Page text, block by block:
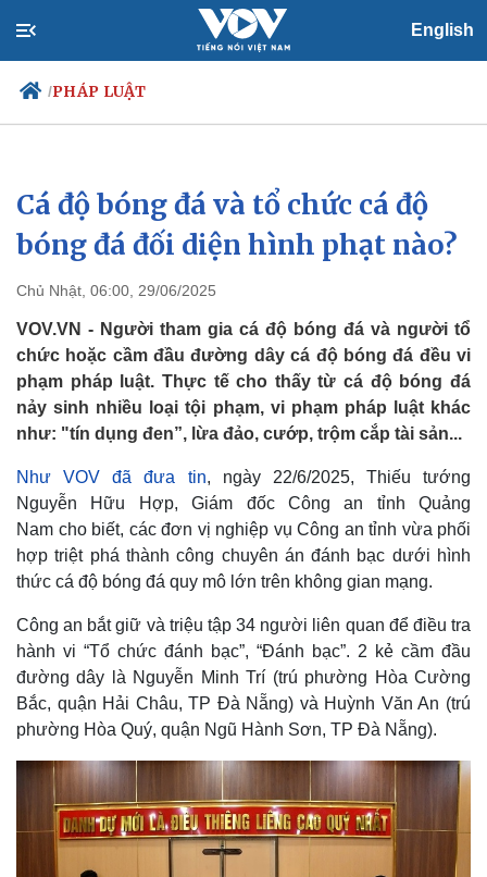
English
/PHÁP LUẬT
Chính trị
Đảng
Tổ chức nhân sự
Nhận diện sự thật
Xã hội
Tin 24h
Dự báo thời tiết
Việc làm
Biển đảo
Cá độ bóng đá và tổ chức cá độ
bóng đá đối diện hình phạt nào?
Chủ Nhật, 06:00, 29/06/2025
VOV.VN - Người tham gia cá độ bóng đá và người tổ
chức hoặc cầm đầu đường dây cá độ bóng đá đều vi
phạm pháp luật. Thực tế cho thấy từ cá độ bóng đá
nảy sinh nhiều loại tội phạm, vi phạm pháp luật khác
như: "tín dụng đen”, lừa đảo, cướp, trộm cắp tài sản...
Như VOV đã đưa tin, ngày 22/6/2025, Thiếu tướng
Nguyễn Hữu Hợp, Giám đốc Công an tỉnh Quảng
Nam cho biết, các đơn vị nghiệp vụ Công an tỉnh vừa phối
hợp triệt phá thành công chuyên án đánh bạc dưới hình
thức cá độ bóng đá quy mô lớn trên không gian mạng.
Công an bắt giữ và triệu tập 34 người liên quan để điều tra
hành vi “Tổ chức đánh bạc”, “Đánh bạc”. 2 kẻ cầm đầu
đường dây là Nguyễn Minh Trí (trú phường Hòa Cường
Bắc, quận Hải Châu, TP Đà Nẵng) và Huỳnh Văn An (trú
phường Hòa Quý, quận Ngũ Hành Sơn, TP Đà Nẵng).